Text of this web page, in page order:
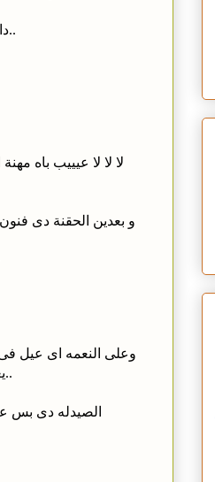
دا اى مزين بيعرف يدى حقن..
لا لا لا عيييب باه
و بعدين الحقنة دى
وعلى النعمه اى عيل
يعرف يدى حقن احسن منك..
الصيدله دى بس